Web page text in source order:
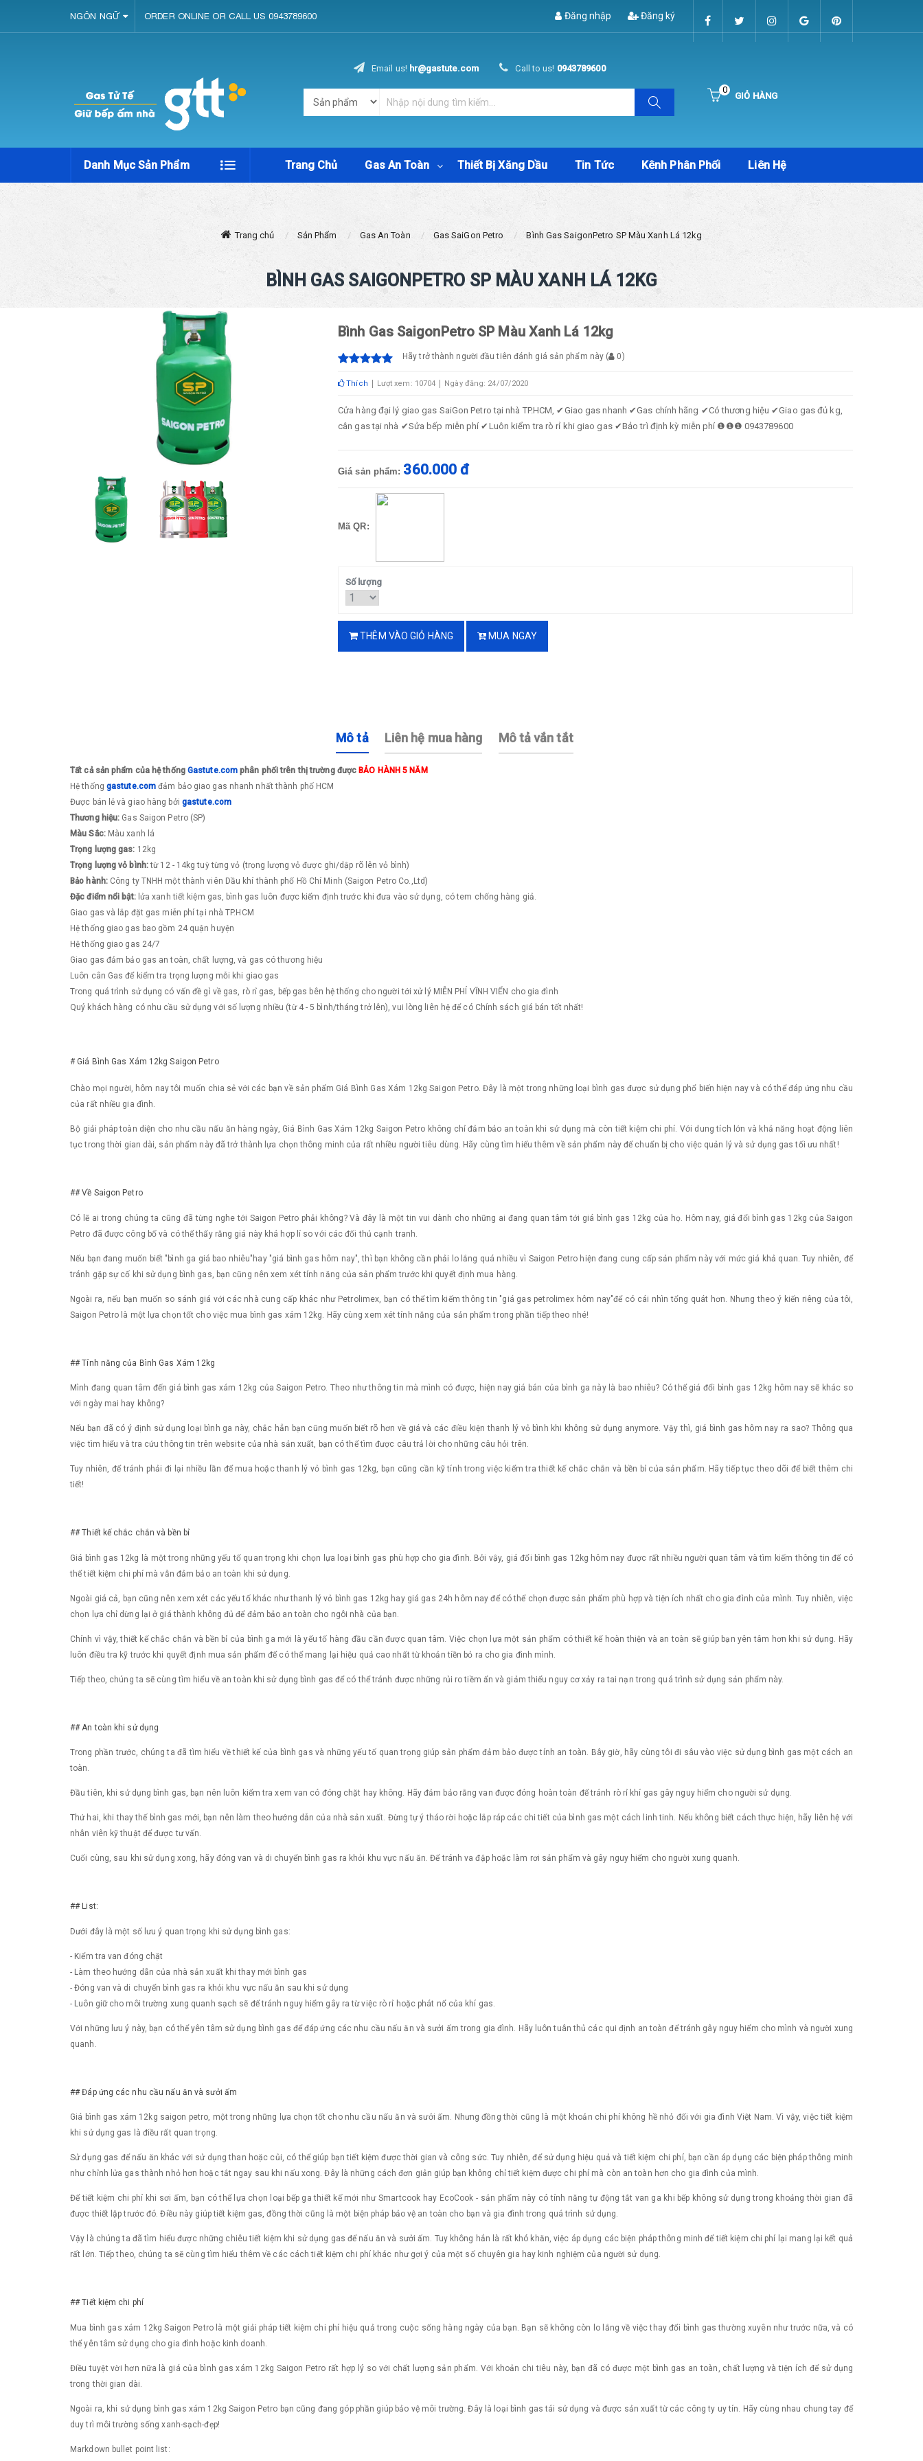
NGÔN NGỮ ORDER ONLINE OR CALL US 0943789600 Đăng nhập Đăng ký
Email us! hr@gastute.com Call to us! 0943789600
GIỎ HÀNG
0
Danh Mục Sản Phẩm Trang Chủ Gas An Toàn Thiết Bị Xăng Dầu Tin Tức Kênh Phân Phối Liên Hệ
Trang chủ Sản Phẩm Gas An Toàn Gas SaiGon Petro Bình Gas SaigonPetro SP Màu Xanh Lá 12kg
BÌNH GAS SAIGONPETRO SP MÀU XANH LÁ 12KG
Bình Gas SaigonPetro SP Màu Xanh Lá 12kg
Hãy trở thành người đầu tiên đánh giá sản phẩm này ( 0)
Thích Lượt xem: 10704 Ngày đăng: 24/07/2020
Cửa hàng đại lý giao gas SaiGon Petro tại nhà TP.HCM, ✔Giao gas nhanh ✔Gas chính hãng ✔Có thương hiệu ✔Giao gas đủ kg,
cân gas tại nhà ✔Sửa bếp miễn phí ✔Luôn kiểm tra rò rỉ khi giao gas ✔Bảo trì định kỳ miễn phí ❶❶❶ 0943789600
Giá sản phẩm: 360.000 đ
Mã QR:
Số lượng
THÊM VÀO GIỎ HÀNG MUA NGAY
Mô tả Liên hệ mua hàng Mô tả vắn tắt
Tất cả sản phẩm của hệ thống Gastute.com phân phối trên thị trường đượcBẢO HÀNH 5 NĂM
​Hệ thống gastute.com đảm bảo giao gas nhanh nhất thành phố HCM
Được bán lẻ và giao hàng bởi gastute.com
​Thương hiệu: Gas Saigon Petro (SP)
Màu Sắc:Màu xanh lá
Trọng lượng gas: 12kg
Trọng lượng vỏ bình:từ 12 - 14kg tuỳ từng vỏ (trọng lượng vỏ được ghi/dập rõ lên vỏ bình)
Bảo hành:Công ty TNHH một thành viên Dầu khí thành phố Hồ Chí Minh (Saigon Petro Co.,Ltd)
Đặc điểm nổi bật:lửa xanh tiết kiệm gas, bình gas luôn được kiểm định trước khi đưa vào sử dụng, có tem chống hàng giả.
Giao gas và lắp đặt gas miễn phí tại nhà TP.HCM
Hệ thống giao gas bao gồm 24 quận huyện
Hệ thống giao gas 24/7
Giao gas đảm bảo gas an toàn, chất lượng, và gas có thương hiệu
Luôn cân Gas để kiểm tra trọng lượng mỗi khi giao gas
Trong quá trình sử dụng có vấn đề gì về gas, rò rỉ gas, bếp gas ​bên hệ thống cho người tới xử lý MIỄN PHÍ VĨNH VIỂN cho gia đình
Quý khách hàng có nhu cầu sử dụng với số lượng nhiều (từ 4 - 5 bình/tháng trở lên), vui lòng liên hệ để có Chính sách giá bán tốt nhất!
# Giá Bình Gas Xám 12kg Saigon Petro
Chào mọi người, hôm nay tôi muốn chia sẻ với các bạn về sản phẩm Giá Bình Gas Xám 12kg Saigon Petro. Đây là một trong những loại bình gas được sử dụng phổ biến hiện nay và có thể đáp ứng nhu cầu
của rất nhiều gia đình.
Bộ giải pháp toàn diện cho nhu cầu nấu ăn hàng ngày, Giá Bình Gas Xám 12kg Saigon Petro không chỉ đảm bảo an toàn khi sử dụng mà còn tiết kiệm chi phí. Với dung tích lớn và khả năng hoạt động liên
tục trong thời gian dài, sản phẩm này đã trở thành lựa chọn thông minh của rất nhiều người tiêu dùng. Hãy cùng tìm hiểu thêm về sản phẩm này để chuẩn bị cho việc quản lý và sử dụng gas tối ưu nhất!
## Về Saigon Petro
Có lẽ ai trong chúng ta cũng đã từng nghe tới Saigon Petro phải không? Và đây là một tin vui dành cho những ai đang quan tâm tới giá bình gas 12kg của họ. Hôm nay, giá đổi bình gas 12kg của Saigon
Petro đã được công bố và có thể thấy rằng giá này khá hợp lí so với các đối thủ cạnh tranh.
Nếu bạn đang muốn biết "bình ga giá bao nhiêu"hay "giá bình gas hôm nay", thì bạn không cần phải lo lắng quá nhiều vì Saigon Petro hiện đang cung cấp sản phẩm này với mức giá khả quan. Tuy nhiên, để
tránh gặp sự cố khi sử dụng bình gas, bạn cũng nên xem xét tính năng của sản phẩm trước khi quyết định mua hàng.
Ngoài ra, nếu bạn muốn so sánh giá với các nhà cung cấp khác như Petrolimex, bạn có thể tìm kiếm thông tin "giá gas petrolimex hôm nay"để có cái nhìn tổng quát hơn. Nhưng theo ý kiến riêng của tôi,
Saigon Petro là một lựa chọn tốt cho việc mua bình gas xám 12kg. Hãy cùng xem xét tính năng của sản phẩm trong phần tiếp theo nhé!
## Tính năng của Bình Gas Xám 12kg
Mình đang quan tâm đến giá bình gas xám 12kg của Saigon Petro. Theo như thông tin mà mình có được, hiện nay giá bán của bình ga này là bao nhiêu? Có thể giá đổi bình gas 12kg hôm nay sẽ khác so
với ngày mai hay không?
Nếu bạn đã có ý định sử dụng loại bình ga này, chắc hẳn bạn cũng muốn biết rõ hơn về giá và các điều kiện thanh lý vỏ bình khi không sử dụng anymore. Vậy thì, giá bình gas hôm nay ra sao? Thông qua
việc tìm hiểu và tra cứu thông tin trên website của nhà sản xuất, bạn có thể tìm được câu trả lời cho những câu hỏi trên.
Tuy nhiên, để tránh phải đi lại nhiều lần để mua hoặc thanh lý vỏ bình gas 12kg, bạn cũng cần kỹ tính trong việc kiểm tra thiết kế chắc chắn và bền bỉ của sản phẩm. Hãy tiếp tục theo dõi để biết thêm chi
tiết!
## Thiết kế chắc chắn và bền bỉ
Giá bình gas 12kg là một trong những yếu tố quan trọng khi chọn lựa loại bình gas phù hợp cho gia đình. Bởi vậy, giá đổi bình gas 12kg hôm nay được rất nhiều người quan tâm và tìm kiếm thông tin để có
thể tiết kiệm chi phí mà vẫn đảm bảo an toàn khi sử dụng.
Ngoài giá cả, bạn cũng nên xem xét các yếu tố khác như thanh lý vỏ bình gas 12kg hay giá gas 24h hôm nay để có thể chọn được sản phẩm phù hợp và tiện ích nhất cho gia đình của mình. Tuy nhiên, việc
chọn lựa chỉ dừng lại ở giá thành không đủ để đảm bảo an toàn cho ngôi nhà của bạn.
Chính vì vậy, thiết kế chắc chắn và bền bỉ của bình ga mới là yếu tố hàng đầu cần được quan tâm. Việc chọn lựa một sản phẩm có thiết kế hoàn thiện và an toàn sẽ giúp bạn yên tâm hơn khi sử dụng. Hãy
luôn điều tra kỹ trước khi quyết định mua sản phẩm để có thể mang lại hiệu quả cao nhất từ khoản tiền bỏ ra cho gia đình mình.
Tiếp theo, chúng ta sẽ cùng tìm hiểu về an toàn khi sử dụng bình gas để có thể tránh được những rủi ro tiềm ẩn và giảm thiểu nguy cơ xảy ra tai nạn trong quá trình sử dụng sản phẩm này.
## An toàn khi sử dụng
Trong phần trước, chúng ta đã tìm hiểu về thiết kế của bình gas và những yếu tố quan trọng giúp sản phẩm đảm bảo được tính an toàn. Bây giờ, hãy cùng tôi đi sâu vào việc sử dụng bình gas một cách an
toàn.
Đầu tiên, khi sử dụng bình gas, bạn nên luôn kiểm tra xem van có đóng chặt hay không. Hãy đảm bảo rằng van được đóng hoàn toàn để tránh rò rỉ khí gas gây nguy hiểm cho người sử dụng.
Thứ hai, khi thay thế bình gas mới, bạn nên làm theo hướng dẫn của nhà sản xuất. Đừng tự ý tháo rời hoặc lắp ráp các chi tiết của bình gas một cách linh tinh. Nếu không biết cách thực hiện, hãy liên hệ với
nhân viên kỹ thuật để được tư vấn.
Cuối cùng, sau khi sử dụng xong, hãy đóng van và di chuyển bình gas ra khỏi khu vực nấu ăn. Để tránh va đập hoặc làm rơi sản phẩm và gây nguy hiểm cho người xung quanh.
## List:
Dưới đây là một số lưu ý quan trọng khi sử dụng bình gas:
- Kiểm tra van đóng chặt
- Làm theo hướng dẫn của nhà sản xuất khi thay mới bình gas
- Đóng van và di chuyển bình gas ra khỏi khu vực nấu ăn sau khi sử dụng
- Luôn giữ cho môi trường xung quanh sạch sẽ để tránh nguy hiểm gây ra từ việc rò rỉ hoặc phát nổ của khí gas.
Với những lưu ý này, bạn có thể yên tâm sử dụng bình gas để đáp ứng các nhu cầu nấu ăn và sưởi ấm trong gia đình. Hãy luôn tuân thủ các qui định an toàn để tránh gây nguy hiểm cho mình và người xung
quanh.
## Đáp ứng các nhu cầu nấu ăn và sưởi ấm
Giá bình gas xám 12kg saigon petro, một trong những lựa chọn tốt cho nhu cầu nấu ăn và sưởi ấm. Nhưng đồng thời cũng là một khoản chi phí không hề nhỏ đối với gia đình Việt Nam. Vì vậy, việc tiết kiệm
khi sử dụng gas là điều rất quan trọng.
Sử dụng gas để nấu ăn khác với sử dụng than hoặc củi, có thể giúp bạn tiết kiệm được thời gian và công sức. Tuy nhiên, để sử dụng hiệu quả và tiết kiệm chi phí, bạn cần áp dụng các biện pháp thông minh
như chỉnh lửa gas thành nhỏ hơn hoặc tắt ngay sau khi nấu xong. Đây là những cách đơn giản giúp bạn không chỉ tiết kiệm được chi phí mà còn an toàn hơn cho gia đình của mình.
Để tiết kiệm chi phí khi sơi ấm, bạn có thể lựa chọn loại bếp ga thiết kế mới như Smartcook hay EcoCook - sản phẩm này có tính năng tự động tắt van ga khi bếp không sử dụng trong khoảng thời gian đã
được thiết lập trước đó. Điều này giúp tiết kiệm gas, đồng thời cũng là một biện pháp bảo vệ an toàn cho bạn và gia đình trong quá trình sử dụng.
Vậy là chúng ta đã tìm hiểu được những chiêu tiết kiệm khi sử dụng gas để nấu ăn và sưởi ấm. Tuy không hẳn là rất khó khăn, việc áp dụng các biện pháp thông minh để tiết kiệm chi phí lại mang lại kết quả
rất lớn. Tiếp theo, chúng ta sẽ cùng tìm hiểu thêm về các cách tiết kiệm chi phí khác như gợi ý của một số chuyên gia hay kinh nghiệm của người sử dụng.
## Tiết kiệm chi phí
Mua bình gas xám 12kg Saigon Petro là một giải pháp tiết kiệm chi phí hiệu quả trong cuộc sống hàng ngày của bạn. Bạn sẽ không còn lo lắng về việc thay đổi bình gas thường xuyên như trước nữa, và có
thể yên tâm sử dụng cho gia đình hoặc kinh doanh.
Điều tuyệt vời hơn nữa là giá của bình gas xám 12kg Saigon Petro rất hợp lý so với chất lượng sản phẩm. Với khoản chi tiêu này, bạn đã có được một bình gas an toàn, chất lượng và tiện ích để sử dụng
trong thời gian dài.
Ngoài ra, khi sử dụng bình gas xám 12kg Saigon Petro bạn cũng đang góp phần giúp bảo vệ môi trường. Đây là loại bình gas tái sử dụng và được sản xuất từ các công ty uy tín. Hãy cùng nhau chung tay để
duy trì môi trường sống xanh-sạch-đẹp!
Markdown bullet point list: